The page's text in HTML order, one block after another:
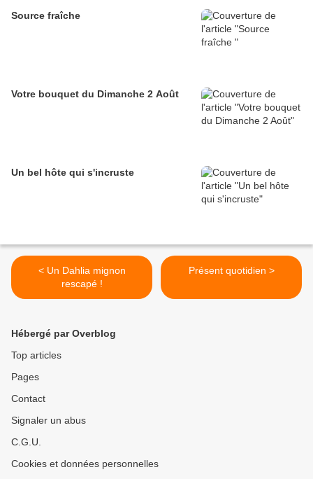
Source fraîche
Votre bouquet du Dimanche 2 Août
Un bel hôte qui s'incruste
< Un Dahlia mignon
rescapé !
Présent quotidien >
Hébergé par Overblog
Top articles
Pages
Contact
Signaler un abus
C.G.U.
Cookies et données personnelles